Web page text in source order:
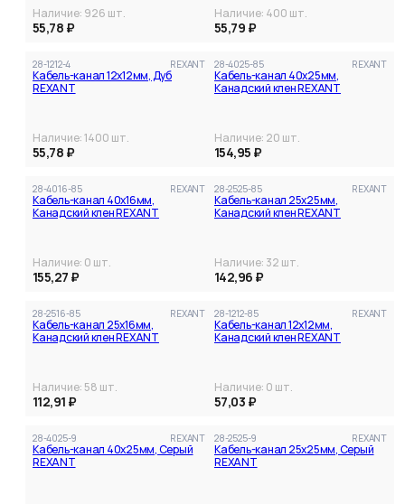
Наличие: 926 шт.
55,78 ₽
Наличие: 400 шт.
55,79 ₽
28-1212-4 REXANT
Кабель-канал 12х12мм, Дуб
REXANT
Наличие:1400 шт.
55,78 ₽
28-4025-85 REXANT
Кабель-канал 40x25мм,
Канадский клен REXANT
Наличие: 20 шт.
154,95 ₽
28-4016-85 REXANT
Кабель-канал 40x16мм,
Канадский клен REXANT
Наличие: 0 шт.
155,27 ₽
28-2525-85 REXANT
Кабель-канал 25x25мм,
Канадский клен REXANT
Наличие: 32 шт.
142,96 ₽
28-2516-85 REXANT
Кабель-канал 25x16мм,
Канадский клен REXANT
Наличие: 58 шт.
112,91 ₽
28-1212-85 REXANT
Кабель-канал 12x12мм,
Канадский клен REXANT
Наличие: 0 шт.
57,03 ₽
28-4025-9 REXANT
Кабель-канал 40х25мм, Серый
REXANT
28-2525-9 REXANT
Кабель-канал 25x25мм, Серый
REXANT
Все фильтры